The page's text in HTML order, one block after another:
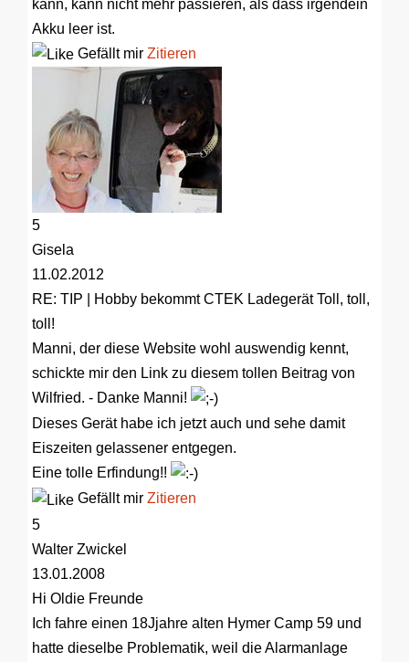
kann, kann nicht mehr passieren, als dass irgendein
Akku leer ist.
Gefällt mir Zitieren
5
Gisela
11.02.2012
RE: TIP | Hobby bekommt CTEK LadegerätToll, toll,
toll!
Manni, der diese Website wohl auswendig kennt,
schickte mir den Link zu diesem tollen Beitrag von
Wilfried. - Danke Manni!
Dieses Gerät habe ich jetzt auch und sehe damit
Eiszeiten gelassener entgegen.
Eine tolle Erfindung!!
Gefällt mir Zitieren
5
Walter Zwickel
13.01.2008
Hi Oldie Freunde
Ich fahre einen 18Jjahre alten Hymer Camp 59 und
hatte dieselbe Problematik, weil die Alarmanlage